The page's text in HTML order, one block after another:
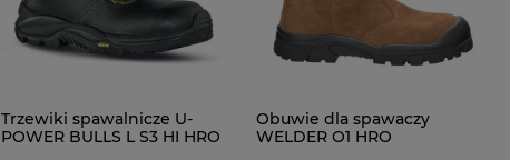
Trzewiki spawalnicze U-
POWER BULLS L S3 HI HRO
Obuwie dla spawaczy
WELDER O1 HRO